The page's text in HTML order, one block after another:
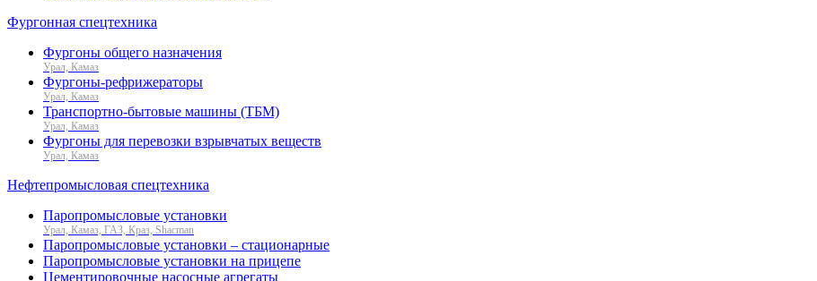
Фургонная спецтехника
Фургоны общего назначения
Урал, Камаз
Фургоны-рефрижераторы
Урал, Камаз
Транспортно-бытовые машины (ТБМ)
Урал, Камаз
Фургоны для перевозки взрывчатых веществ
Урал, Камаз
Нефтепромысловая спецтехника
Паропромысловые установки
Урал, Камаз, ГАЗ, Краз, Shacman
Паропромысловые установки – стационарные
Паропромысловые установки на прицепе
Цементировочные насосные агрегаты